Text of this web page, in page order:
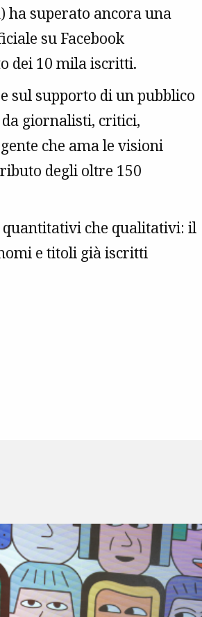
ha superato ancora una
su Facebook
dei 10 mila iscritti.
sul supporto di un pubblico
giornalisti, critici,
che ama le visioni
degli oltre 150
che qualitativi: il
e titoli già iscritti